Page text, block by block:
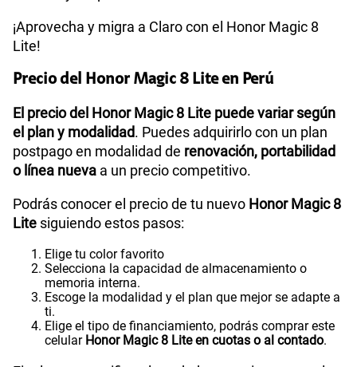
¡Aprovecha y migra a Claro con el Honor Magic 8
Lite!
Precio del Honor Magic 8 Lite en Perú
El precio del Honor Magic 8 Lite puede variar según
el plan y modalidad. Puedes adquirirlo con un plan
postpago en modalidad de renovación, portabilidad
o línea nueva a un precio competitivo.
Podrás conocer el precio de tu nuevo Honor Magic 8
Lite siguiendo estos pasos:
Elige tu color favorito
Selecciona la capacidad de almacenamiento o
memoria interna.
Escoge la modalidad y el plan que mejor se adapte a
ti.
Elige el tipo de financiamiento, podrás comprar este
celular Honor Magic 8 Lite en cuotas o al contado.